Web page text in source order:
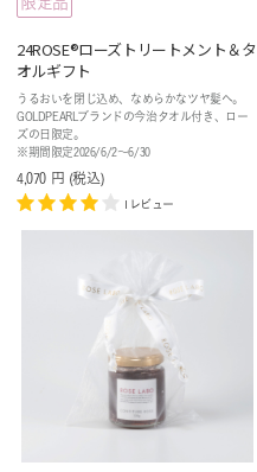
24ROSE®️ローズトリートメント＆タ
オルギフト
うるおいを閉じ込め、なめらかなツヤ髪へ。
GOLDPEARLブランドの今治タオル付き、ロー
ズの日限定。
※期間限定2026/6/2〜6/30
4,070 円 (税込)
1レビュー